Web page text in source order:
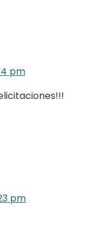
pm
pm